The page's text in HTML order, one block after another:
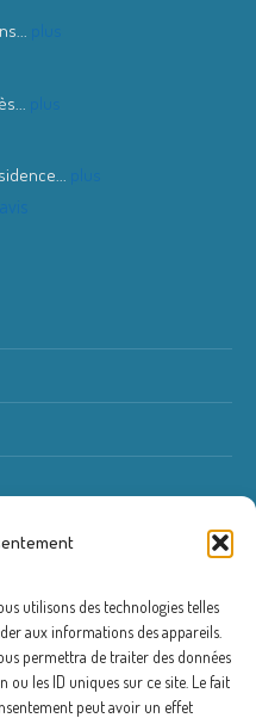
utilisons des technologies telles
aux informations des appareils.
permettra de traiter des données
les ID uniques sur ce site. Le fait
peut avoir un effet
... plus
plus
... plus